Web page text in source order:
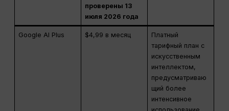
проверены 13
июля 2026 года
Google AI Plus $4,99 в месяц
Платный
тарифный план с
искусственным
интеллектом,
предусматриваю
щий более
интенсивное